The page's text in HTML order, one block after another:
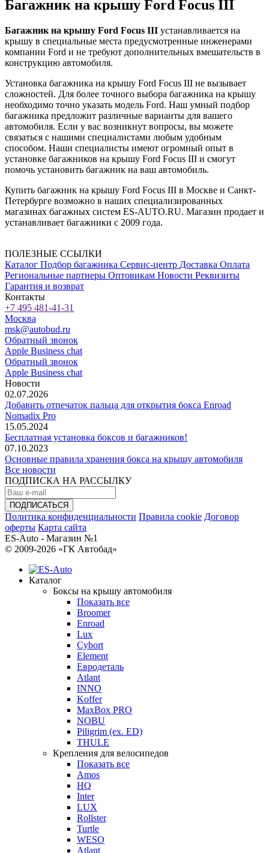
Багажник на крышу Ford Focus III
Багажник на крышу Ford Focus III устанавливается на
крышу в специальные места предусмотренные инженерами
компании Ford и не требуют дополнительных вмешательств в
конструкцию автомобиля.
Установка багажника на крышу Ford Focus III не вызывает
сложностей. Для более точного выбора багажника на крышу
необходимо точно указать модель Ford. Наш умный подбор
багажника предложит различные варианты для вашего
автомобиля. Если у вас возникнут вопросы, вы можете
связаться с нашими специалистами любым удобным
способом. Наши специалисты имеют огромный опыт в
установке багажников на крышу Ford Focus III и смогут
помочь установить багажник на ваш автомобиль.
Купить багажник на крышу Ford Focus III в Москве и Санкт-
Петербурге возможно в наших специализированных
магазинах багажных систем ES-AUTO.RU. Магазин продает и
устанавливает багажники с 2009 года.
ПОЛЕЗНЫЕ ССЫЛКИ
Каталог Подбор багажника Сервис-центр Доставка Оплата
Региональные партнеры Оптовикам Новости Реквизиты
Гарантия и возврат
Контакты
+7 495 481-41-31
Москва
msk@autobud.ru
Обратный звонок
Apple Business chat
Обратный звонок
Apple Business chat
Новости
02.07.2026
Добавить отпечаток пальца для открытия бокса Enroad
Nomadix Pro
15.05.2024
Бесплатная установка боксов и багажников!
07.10.2023
Основные правила хранения бокса на крышу автомобиля
Все новости
ПОДПИСКА НА РАССЫЛКУ
Политика конфиденциальности Правила cookie Договор
оферты Карта сайта
ES-Auto - Магазин №1
© 2009-2026 «ГК Автобад»
Каталог
Боксы на крышу автомобиля
Показать все
Broomer
Enroad
Lux
Cybort
Element
Евродеталь
Atlant
INNO
Koffer
MaxBox PRO
NOBU
Piligrim (ex. ED)
THULE
Крепления для велосипедов
Показать все
Amos
HQ
Inter
LUX
Rollster
Turtle
WESO
Atlant